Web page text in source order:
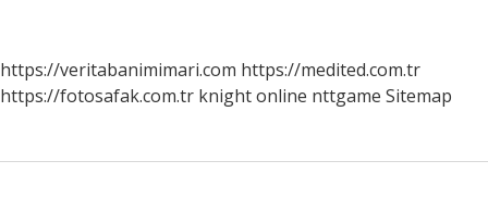
https://veritabanimimari.com https://medited.com.tr
https://fotosafak.com.tr knight online nttgame Sitemap